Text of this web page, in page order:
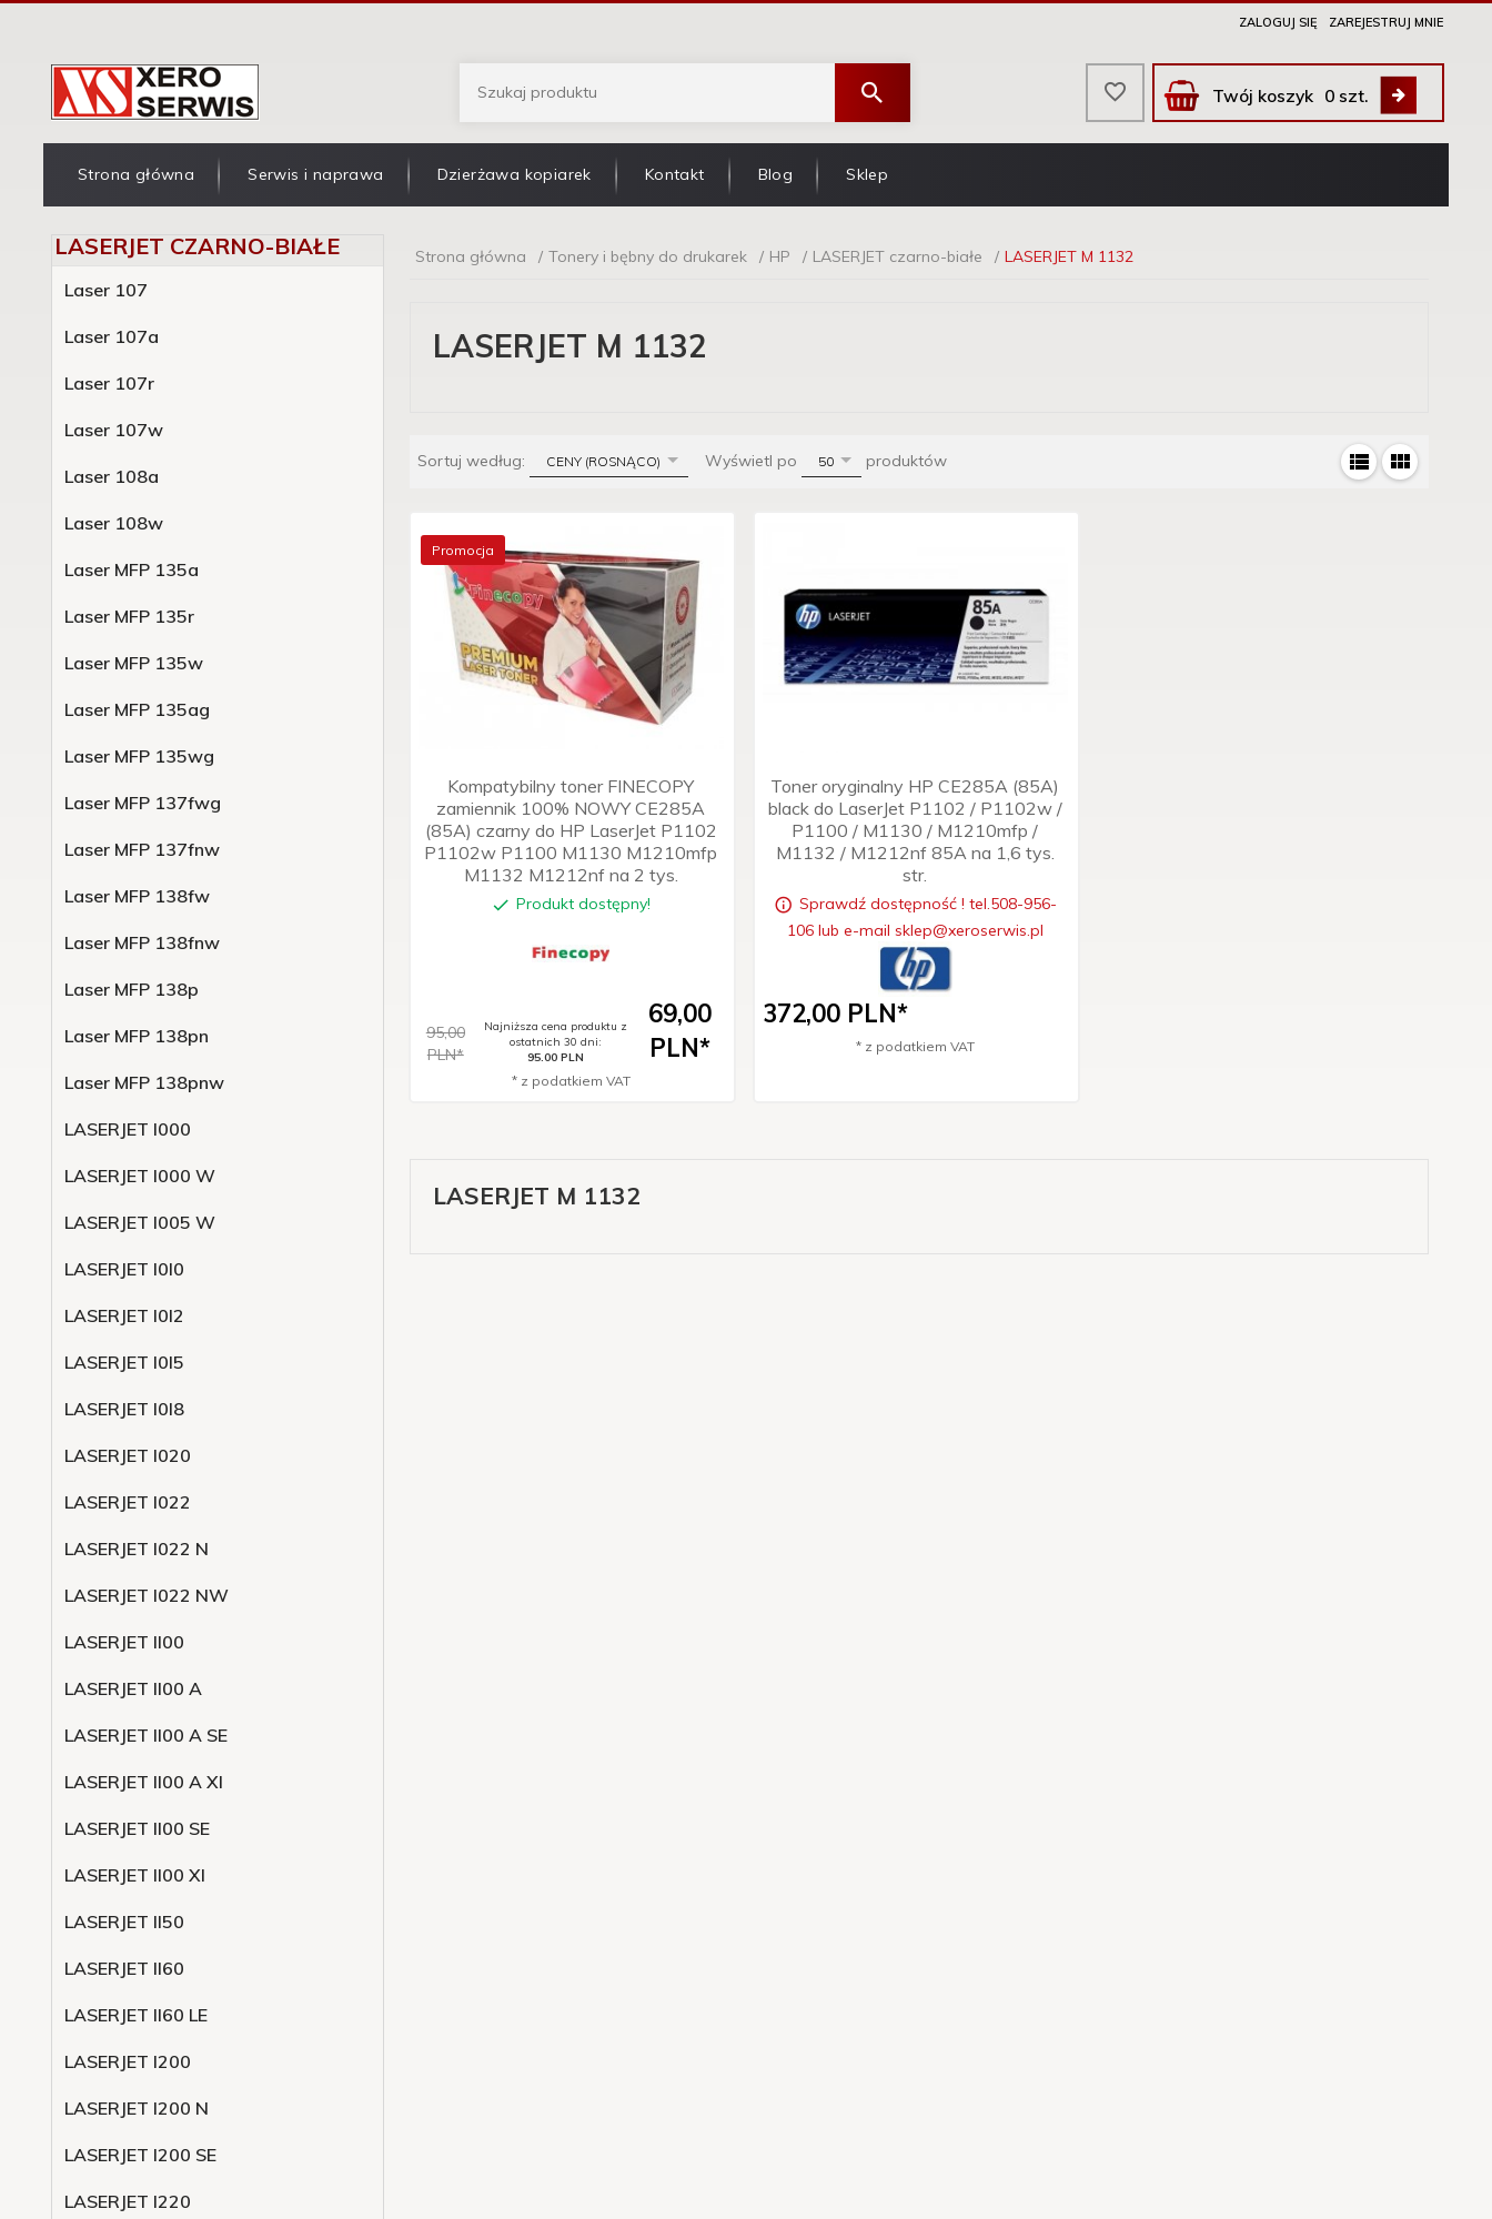
ZALOGUJ SIĘ ZAREJESTRUJ MNIE
Twój koszyk 0szt.
Strona główna Serwis i naprawa Dzierżawa kopiarek Kontakt Blog Sklep
LASERJET CZARNO-BIAŁE
Laser 107
Laser 107a
Laser 107r
Laser 107w
Laser 108a
Laser 108w
Laser MFP 135a
Laser MFP 135r
Laser MFP 135w
Laser MFP 135ag
Laser MFP 135wg
Laser MFP 137fwg
Laser MFP 137fnw
Laser MFP 138fw
Laser MFP 138fnw
Laser MFP 138p
Laser MFP 138pn
Laser MFP 138pnw
LASERJET l000
LASERJET l000 W
LASERJET l005 W
LASERJET l0l0
LASERJET l0l2
LASERJET l0l5
LASERJET l0l8
LASERJET l020
LASERJET l022
LASERJET l022 N
LASERJET l022 NW
LASERJET ll00
LASERJET ll00 A
LASERJET ll00 A SE
LASERJET ll00 A XI
LASERJET ll00 SE
LASERJET ll00 XI
LASERJET ll50
LASERJET ll60
LASERJET ll60 LE
LASERJET l200
LASERJET l200 N
LASERJET l200 SE
LASERJET l220
Strona główna Tonery i bębny do drukarek HP LASERJET czarno-białe LASERJET M 1132
LASERJET M 1132
Sortuj według: sortCENY (ROSNĄCO) Wyświetl po pop
50 produktów
Promocja
Kompatybilny toner FINECOPY
zamiennik 100% NOWY CE285A
(85A) czarny do HP LaserJet P1102
P1102w P1100 M1130 M1210mfp
M1132 M1212nf na 2 tys.
Produkt dostępny!
95,00
PLN*
Najniższa cena produktu z
ostatnich 30 dni:
95.00 PLN
69,00
PLN*
* z podatkiem VAT
Toner oryginalny HP CE285A (85A)
black do LaserJet P1102 / P1102w /
P1100 / M1130 / M1210mfp /
M1132 / M1212nf 85A na 1,6 tys.
str.
Sprawdź dostępność ! tel.508-956-
106 lub e-mail sklep@xeroserwis.pl
372,00PLN*
* z podatkiem VAT
LASERJET M 1132